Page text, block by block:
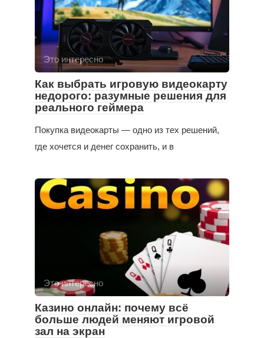
Это интересно
Как выбрать игровую видеокарту
недорого: разумные решения для
реального геймера
Покупка видеокарты — одно из тех решений,
где хочется и денег сохранить, и в
Это интересно
Казино онлайн: почему всё
больше людей меняют игровой
зал на экран